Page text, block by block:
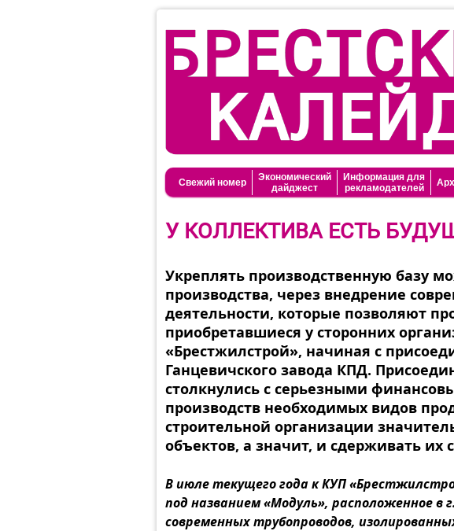
Свежий номер
Экономический
дайджест
Информация для
рекламодателей
У КОЛЛЕКТИВА ЕСТЬ
Укреплять производственную базу
производства, через внедрение
деятельности, которые позволяют
приобретавшиеся у сторонних
«Брестжилстрой», начиная с
Ганцевичского завода КПД.
столкнулись с серьезными
производств необходимых видов
строительной организации
объектов, а значит, и сдерживать их
В июле текущего года к КУП
под названием «Модуль», расположенное в
современных трубопроводов,